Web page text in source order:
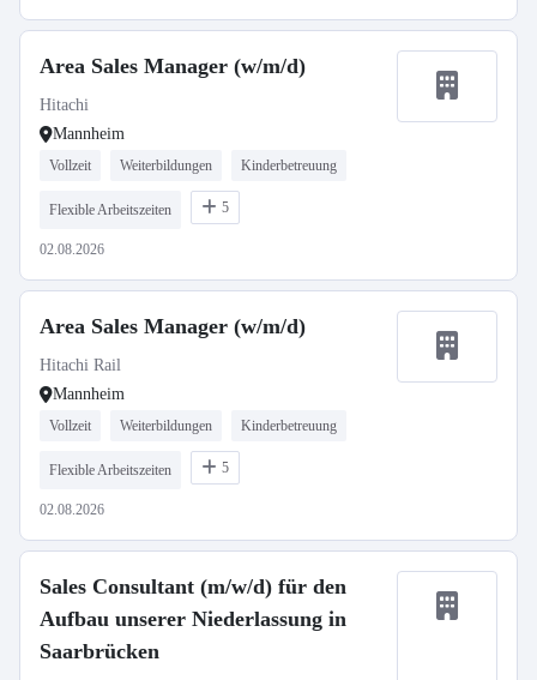
Area Sales Manager (w/m/d)
Hitachi
Mannheim
Vollzeit Weiterbildungen Kinderbetreuung
Flexible Arbeitszeiten 5
02.08.2026
Area Sales Manager (w/m/d)
Hitachi Rail
Mannheim
Vollzeit Weiterbildungen Kinderbetreuung
Flexible Arbeitszeiten 5
02.08.2026
Sales Consultant (m/w/d) für den
Aufbau unserer Niederlassung in
Saarbrücken